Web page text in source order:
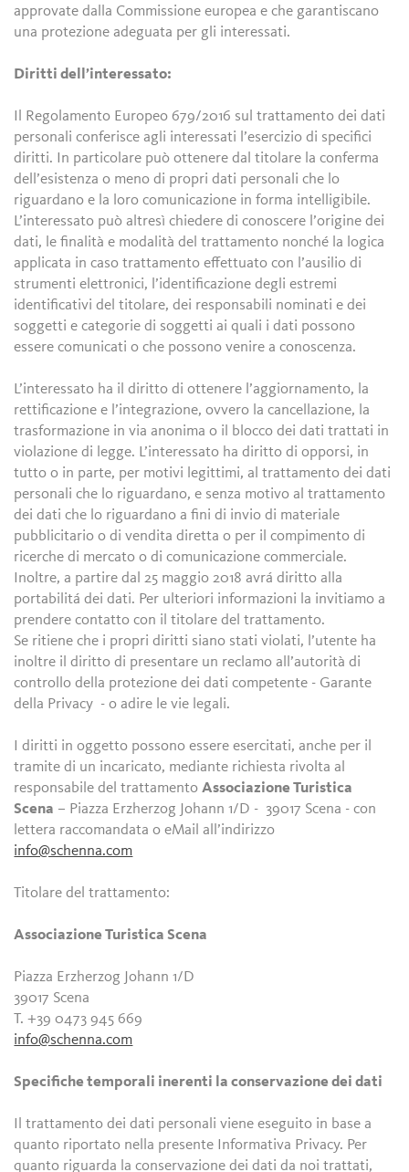
approvate dalla Commissione europea e che garantiscano
una protezione adeguata per gli interessati.
Diritti dell’interessato:
Il Regolamento Europeo 679/2016 sul trattamento dei dati
personali conferisce agli interessati l’esercizio di specifici
diritti. In particolare può ottenere dal titolare la conferma
dell’esistenza o meno di propri dati personali che lo
riguardano e la loro comunicazione in forma intelligibile.
L’interessato può altresì chiedere di conoscere l’origine dei
dati, le finalità e modalità del trattamento nonché la logica
applicata in caso trattamento effettuato con l’ausilio di
strumenti elettronici, l’identificazione degli estremi
identificativi del titolare, dei responsabili nominati e dei
soggetti e categorie di soggetti ai quali i dati possono
essere comunicati o che possono venire a conoscenza.
L’interessato ha il diritto di ottenere l’aggiornamento, la
rettificazione e l’integrazione, ovvero la cancellazione, la
trasformazione in via anonima o il blocco dei dati trattati in
violazione di legge. L’interessato ha diritto di opporsi, in
tutto o in parte, per motivi legittimi, al trattamento dei dati
personali che lo riguardano, e senza motivo al trattamento
dei dati che lo riguardano a fini di invio di materiale
pubblicitario o di vendita diretta o per il compimento di
ricerche di mercato o di comunicazione commerciale.
Inoltre, a partire dal 25 maggio 2018 avrá diritto alla
portabilitá dei dati. Per ulteriori informazioni la invitiamo a
prendere contatto con il titolare del trattamento.
Se ritiene che i propri diritti siano stati violati, l’utente ha
inoltre il diritto di presentare un reclamo all’autorità di
controllo della protezione dei dati competente - Garante
della Privacy - o adire le vie legali.
I diritti in oggetto possono essere esercitati, anche per il
tramite di un incaricato, mediante richiesta rivolta al
responsabile del trattamentoAssociazione Turistica
Scena – Piazza Erzherzog Johann 1/D - 39017 Scena - con
lettera raccomandata o eMail all’indirizzo
info@schenna.com
Titolare del trattamento:
Associazione Turistica Scena
Piazza Erzherzog Johann 1/D
39017 Scena
T. +39 0473 945 669
info@schenna.com
Specifiche temporali inerenti la conservazione dei dati
Il trattamento dei dati personali viene eseguito in base a
quanto riportato nella presente Informativa Privacy. Per
quanto riguarda la conservazione dei dati da noi trattati,